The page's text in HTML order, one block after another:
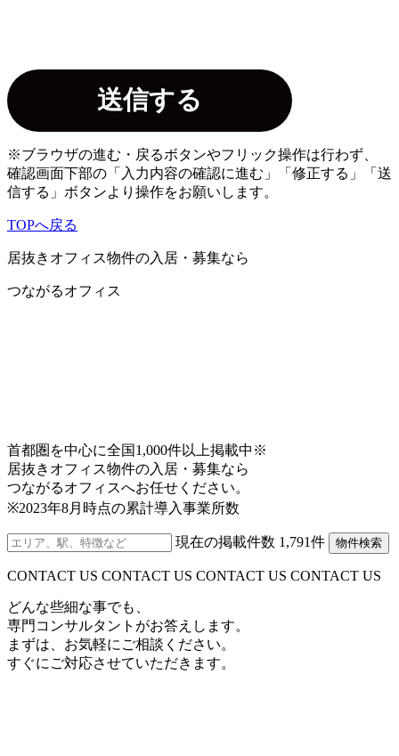
2.リンクについて
当サイトへのリンクは、原則として自由ですが、当
サイトが公開する情報の信頼性が損なわれるおそれ
があるホームページからのリンク等、当社が不適当
と判断する場合にはリンクをお断りすることがござ
います。また、リンク元に対する第三者からの賠償
その他いかなる苦情、請求等について当社は一切の
責任を負いません。
3.免責事項について
かつ正確な情報を掲載するよう努めておりますが、
等について一切の責任を負うものではありません。
また、お客様からのEメールや資料請求等がインター
ネット上の不具合・事故等により当社に着信しなか
った場合、当社はそれに対する一切の責任を負いま
せん。
4.当サイトでご提供するサービスの内容について
当サイトでご提供するサービスの内容については、
をすることがあります。尚、当社は、情報の変更・
中止によって生じるいかなる損害についても責任を
負うものではありません。
※ブラウザの進む・戻るボタンやフリック操作は行わず、
確認画面下部の「入力内容の確認に進む」「修正する」「送
信する」ボタンより操作をお願いします。
TOPへ戻る
居抜きオフィス物件の入居・募集なら
つながるオフィス
首都圏を中心に全国1,000件以上掲載中※
居抜きオフィス物件の入居・募集なら
つながるオフィスへお任せください。
※2023年8月時点の累計導入事業所数
現在の掲載件数 1,791件 物件検索
CONTACT US CONTACT US CONTACT US CONTACT US
どんな些細な事でも、
専門コンサルタントがお答えします。
まずは、お気軽にご相談ください。
すぐにご対応させていただきます。